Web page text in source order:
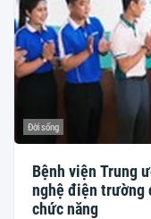
Đời sống
Bệnh viện Trung
nghệ điện trường
chức năng